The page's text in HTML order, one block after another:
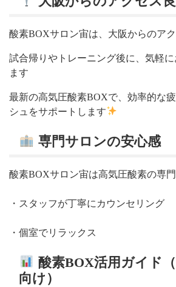
酸素BOXサロン宙は、大阪からのア
試合帰りやトレーニング後に、気軽
ます
最新の高気圧酸素BOXで、効率的な
シュをサポートします
専門サロンの安心感
酸素BOXサロン宙は高気圧酸素の専
・スタッフが丁寧にカウンセリング
・個室でリラックス
酸素BOX活用ガイド
向け）